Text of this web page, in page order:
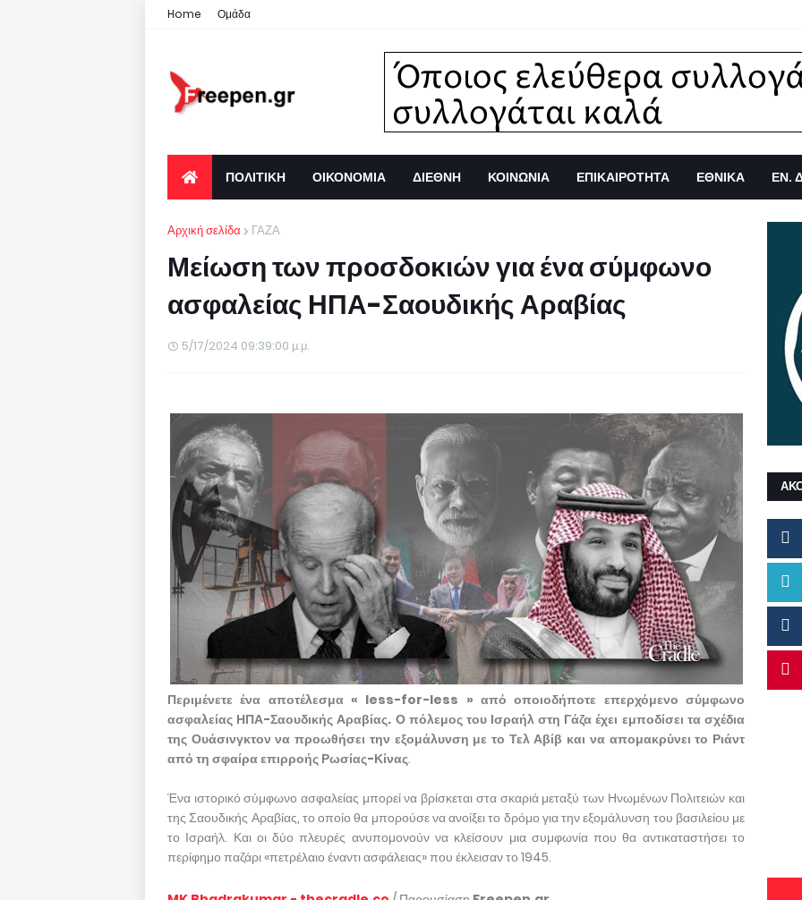
Home Ομάδα
ΠΟΛΙΤΙΚΗ ΟΙΚΟΝΟΜΙΑ ΔΙΕΘΝΗ ΚΟΙΝΩΝΙΑ ΕΠΙΚΑΙΡΟΤΗΤΑ ΕΘΝΙΚΑ ΕΝ.
Αρχική σελίδα ΓΑΖΑ
Μείωση των προσδοκιών για ένα σύμφωνο
ασφαλείας ΗΠΑ-Σαουδικής Αραβίας
5/17/2024 09:39:00 μ.μ.
Περιμένετε ένα αποτέλεσμα « less-for-less » από οποιοδήποτε επερχόμενο σύμφωνο
ασφαλείας ΗΠΑ-Σαουδικής Αραβίας. Ο πόλεμος του Ισραήλ στη Γάζα έχει εμποδίσει τα σχέδια
της Ουάσινγκτον να προωθήσει την εξομάλυνση με το Τελ Αβίβ και να απομακρύνει το Ριάντ
από τη σφαίρα επιρροής Ρωσίας-Κίνας.
Ένα ιστορικό σύμφωνο ασφαλείας μπορεί να βρίσκεται στα σκαριά μεταξύ των Ηνωμένων Πολιτειών και
της Σαουδικής Αραβίας, το οποίο θα μπορούσε να ανοίξει το δρόμο για την εξομάλυνση του βασιλείου με
το Ισραήλ. Και οι δύο πλευρές ανυπομονούν να κλείσουν μια συμφωνία που θα αντικαταστήσει το
περίφημο παζάρι «πετρέλαιο έναντι ασφάλειας» που έκλεισαν το 1945.